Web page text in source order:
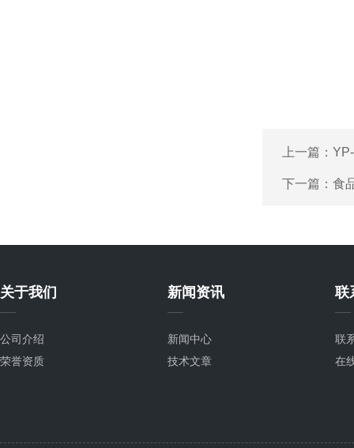
上一篇：
下一篇： 食
关于我们
公司介绍
荣誉资质
新闻资讯
新闻中心
技术文章
联
联
在